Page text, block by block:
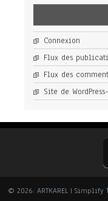
Connexion
Flux des
Flux des
Site de
© 2026: ARTKAREL | Simplify